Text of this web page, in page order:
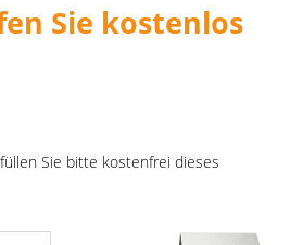
Sie kostenlos
Sie bitte kostenfrei dieses